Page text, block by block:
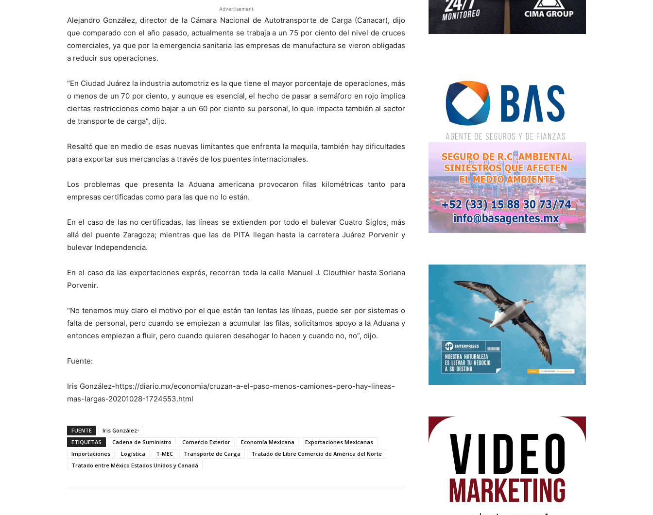
Advertisement
Alejandro González, director de la Cámara Nacional de Autotransporte de Carga (Canacar), dijo
que comparado con el año pasado, actualmente se trabaja a un 75 por ciento del nivel de cruces
comerciales, ya que por la emergencia sanitaria las empresas de manufactura se vieron obligadas
a reducir sus operaciones.
“En Ciudad Juárez la industria automotriz es la que tiene el mayor porcentaje de operaciones, más
o menos de un 70 por ciento, y aunque es esencial, el hecho de pasar a semáforo en rojo implica
ciertas restricciones como bajar a un 60 por ciento su personal, lo que impacta también al sector
de transporte de carga”, dijo.
Resaltó que en medio de esas nuevas limitantes que enfrenta la maquila, también hay dificultades
para exportar sus mercancías a través de los puentes internacionales.
Los problemas que presenta la Aduana americana provocaron filas kilométricas tanto para
empresas certificadas como para las que no lo están.
En el caso de las no certificadas, las líneas se extienden por todo el bulevar Cuatro Siglos, más
allá del puente Zaragoza; mientras que las de PITA llegan hasta la carretera Juárez Porvenir y
bulevar Independencia.
En el caso de las exportaciones exprés, recorren toda la calle Manuel J. Clouthier hasta Soriana
Porvenir.
“No tenemos muy claro el motivo por el que están tan lentas las líneas, puede ser por sistemas o
falta de personal, pero cuando se empiezan a acumular las filas, solicitamos apoyo a la Aduana y
entonces empiezan a fluir, pero cuando quieren desahogar lo hacen y cuando no, no”, dijo.
Fuente:
Iris González-https://diario.mx/economia/cruzan-a-el-paso-menos-camiones-pero-hay-lineas-
mas-largas-20201028-1724553.html
FUENTE
Iris González-
ETIQUETAS
Cadena de Suministro Comercio Exterior Economía Mexicana
Exportaciones Mexicanas
Importaciones
Logística T-MEC Transporte de Carga
Tratado de Libre Comercio de América del Norte
Tratado entre México Estados Unidos y Canadá